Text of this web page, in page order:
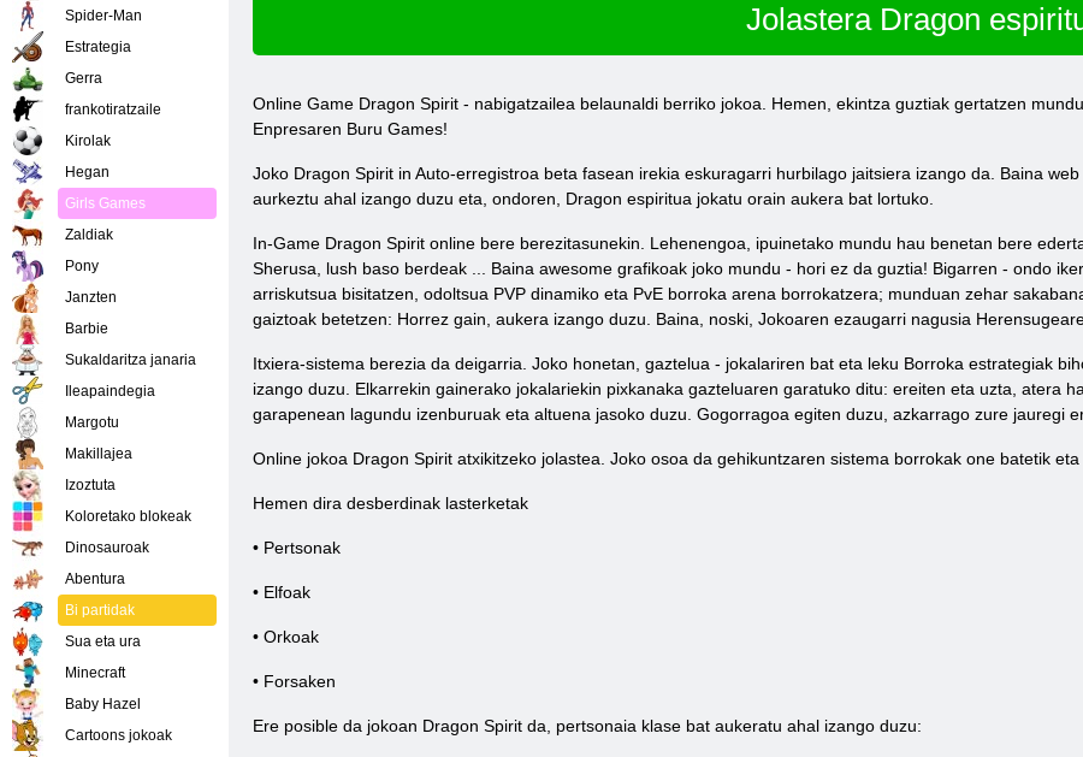
Jolastera Dragon
Online Game Dragon Spirit - nabigatzailea belaunaldi berriko jokoa. Hemen, ekintza guztiak gertatzen
Enpresaren Buru Games!
Joko Dragon Spirit in Auto-erregistroa beta fasean irekia eskuragarri hurbilago jaitsiera izango da. Baina
aurkeztu ahal izango duzu eta, ondoren, Dragon espiritua jokatu orain aukera bat lortuko.
In-Game Dragon Spirit online bere berezitasunekin. Lehenengoa, ipuinetako mundu hau benetan bere
Sherusa, lush baso berdeak ... Baina awesome grafikoak joko mundu - hori ez da guztia! Bigarren - ondo
arriskutsua bisitatzen, odoltsua PVP dinamiko eta PvE borroka arena borrokatzera; munduan zehar
gaiztoak betetzen: Horrez gain, aukera izango duzu. Baina, noski, Jokoaren ezaugarri nagusia
Itxiera-sistema berezia da deigarria. Joko honetan, gaztelua - jokalariren bat eta leku Borroka estrategiak
izango duzu. Elkarrekin gainerako jokalariekin pixkanaka gazteluaren garatuko ditu: ereiten eta uzta, atera
garapenean lagundu izenburuak eta altuena jasoko duzu. Gogorragoa egiten duzu, azkarrago zure jauregi
Online jokoa Dragon Spirit atxikitzeko jolastea. Joko osoa da gehikuntzaren sistema borrokak one batetik
Hemen dira desberdinak lasterketak
• Pertsonak
• Elfoak
• Orkoak
• Forsaken
Ere posible da jokoan Dragon Spirit da, pertsonaia klase bat aukeratu ahal izango duzu:
Spider-Man
Estrategia
Gerra
frankotiratzaile
Kirolak
Hegan
Girls Games
Zaldiak
Pony
Janzten
Barbie
Sukaldaritza janaria
Ileapaindegia
Margotu
Makillajea
Izoztuta
Koloretako blokeak
Dinosauroak
Abentura
Bi partidak
Sua eta ura
Minecraft
Baby Hazel
Cartoons jokoak